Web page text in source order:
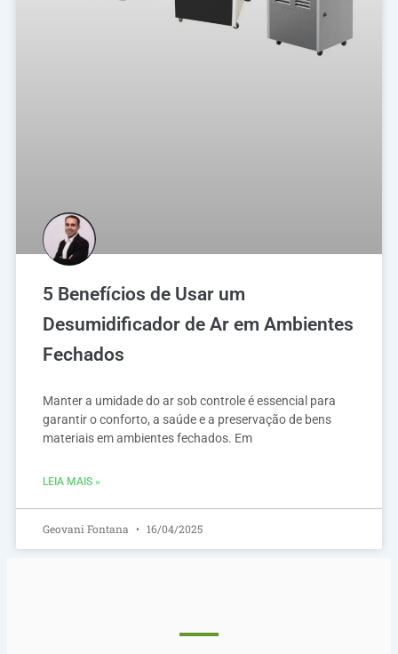
5 Benefícios de Usar um
Desumidificador de Ar em Ambientes
Fechados
Manter a umidade do ar sob controle é essencial para
garantir o conforto, a saúde e a preservação de bens
materiais em ambientes fechados. Em
LEIA MAIS »
Geovani Fontana 16/04/2025